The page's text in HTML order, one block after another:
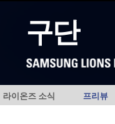
구단
라이온즈 소식 프리뷰